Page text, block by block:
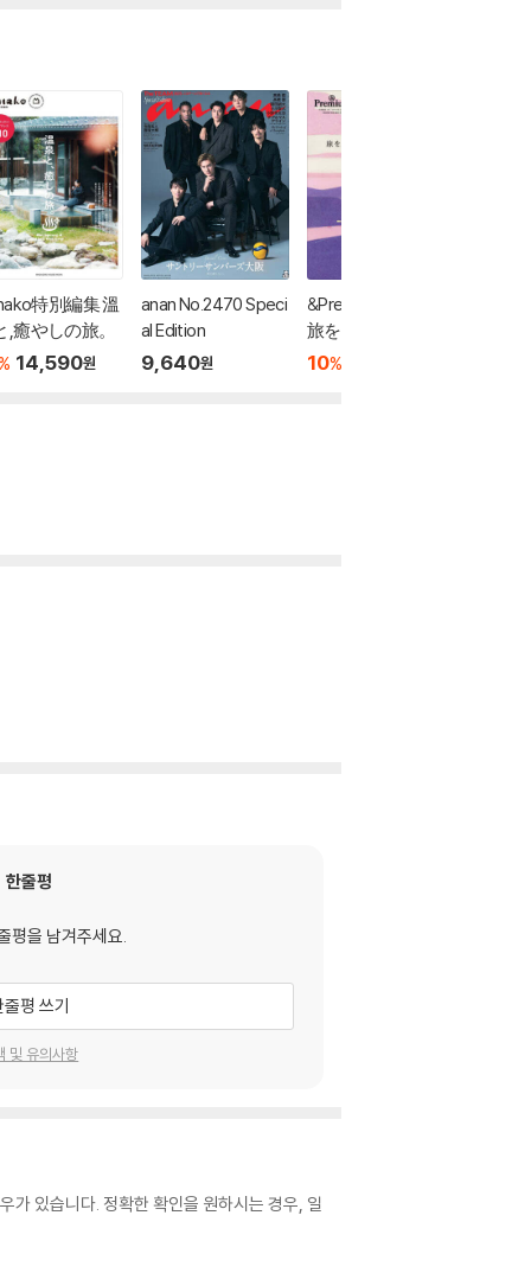
特別編集 溫
,癒やしの旅。
14,590원
anan No.2470 Speci
al Edition
9,640원
&Premium特別編集
旅をしたくなる,日
本の美しい町。
10%
한줄평
평을 남겨주세요.
평 쓰기
및 유의사항
가 있습니다. 정확한 확인을 원하시는 경우, 일